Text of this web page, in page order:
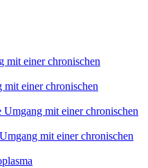
mit einer chronischen
mit einer chronischen
Umgang mit einer chronischen
mit einer chronischen